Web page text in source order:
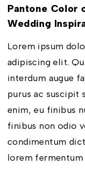
Pantone Color
Wedding
Lorem ipsum
adipiscing elit.
interdum augue
purus ac suscipit
enim, eu finibus
finibus non odio
condimentum
lorem fermentum